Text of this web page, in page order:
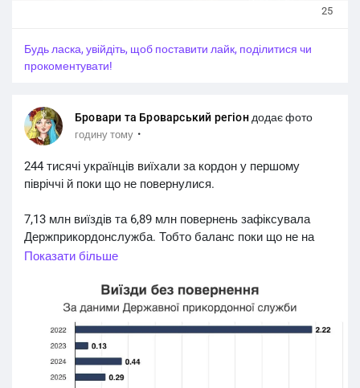
25
Будь ласка, увійдіть, щоб поставити лайк, поділитися чи
прокоментувати!
Бровари та Броварський регіондодає фото
годину тому ·
244 тисячі українців виїхали за кордон у першому
півріччі й поки що не повернулися.
7,13 млн виїздів та 6,89 млн повернень зафіксувала
Держприкордонслужба. Тобто баланс поки що не на
користь повернень - майже такий самий, як і торік.
Втім варто зважати, що сезон відпусток у розпалі: 3,17
млн перетинів припали лише на червень. Схоже, сезон
валіз, відпусток і "на пару тижнів" офіційно відкрито -
саме червень дав майже всю різницю між виїздами та
поверненнями.
Показати більше